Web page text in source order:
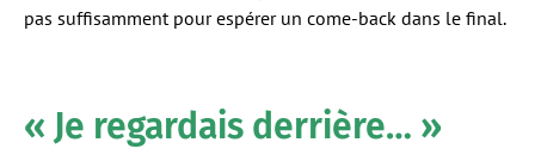
pas suffisamment pour espérer un come-back dans le final.
« Je regardais derrière… »